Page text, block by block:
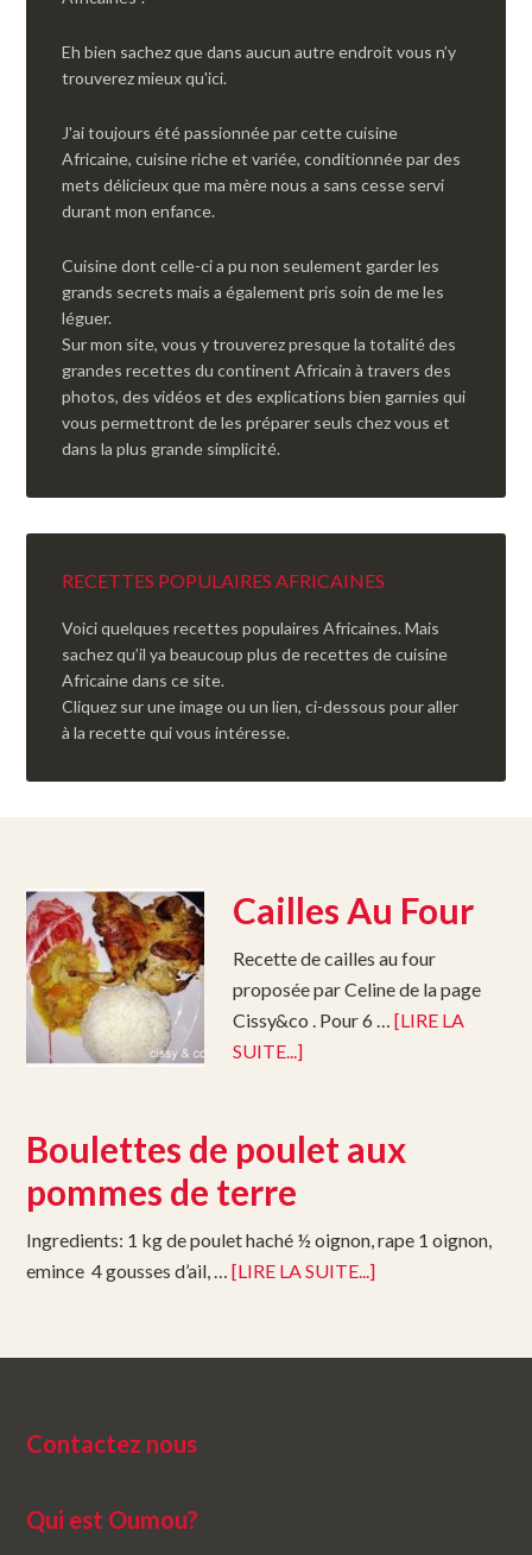
Eh bien sachez que dans aucun autre endroit vous n’y
trouverez mieux qu'ici.
J'ai toujours été passionnée par cette cuisine
Africaine, cuisine riche et variée, conditionnée par des
mets délicieux que ma mère nous a sans cesse servi
durant mon enfance.
Cuisine dont celle-ci a pu non seulement garder les
grands secrets mais a également pris soin de me les
léguer.
Sur mon site, vous y trouverez presque la totalité des
grandes recettes du continent Africain à travers des
photos, des vidéos et des explications bien garnies qui
vous permettront de les préparer seuls chez vous et
dans la plus grande simplicité.
RECETTES POPULAIRES AFRICAINES
Voici quelques recettes populaires Africaines. Mais
sachez qu’il ya beaucoup plus de recettes de cuisine
Africaine dans ce site.
Cliquez sur une image ou un lien, ci-dessous pour aller
à la recette qui vous intéresse.
Cailles Au Four
Recette de cailles au four
proposée par Celine de la page
Cissy&co . Pour 6 …[LIRE LA
SUITE...]
Boulettes de poulet aux
pommes de terre
Ingredients: 1 kg de poulet haché ½ oignon, rape 1 oignon,
emince 4 gousses d’ail, …[LIRE LA SUITE...]
Contactez nous
Qui est Oumou?